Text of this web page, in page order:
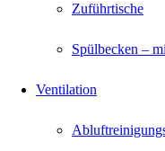
Zuführtische
Spülbecken –
Ventilation